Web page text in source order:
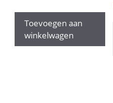
Toevoegen aan
winkelwagen